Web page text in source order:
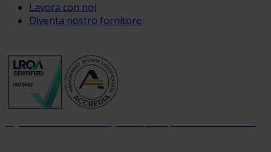
Lavora con noi
Diventa nostro fornitore